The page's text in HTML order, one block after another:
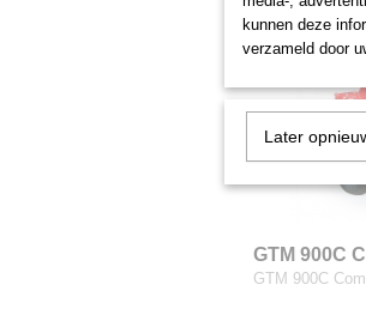
GTM 900C
GTM 900C
kunnen deze
verzameld door
Later